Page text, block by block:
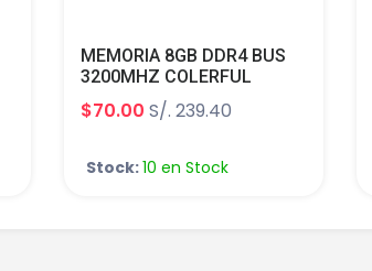
MEMORIA 8GB DDR4 BUS
3200MHZ COLERFUL
BATTLE AX TITANIUM GREY
CL16 1.35V XMP
$70.00 S/. 239.40
Stock:10 en Stock